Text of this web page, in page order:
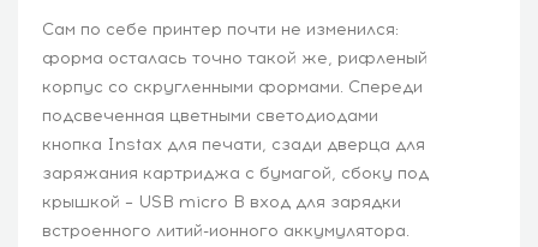
Сам по себе принтер почти не изменился:
форма осталась точно такой же, рифленый
корпус со скругленными формами. Спереди
подсвеченная цветными светодиодами
кнопка Instax для печати, сзади дверца для
заряжания картриджа с бумагой, сбоку под
крышкой – USB micro B вход для зарядки
встроенного литий-ионного аккумулятора.